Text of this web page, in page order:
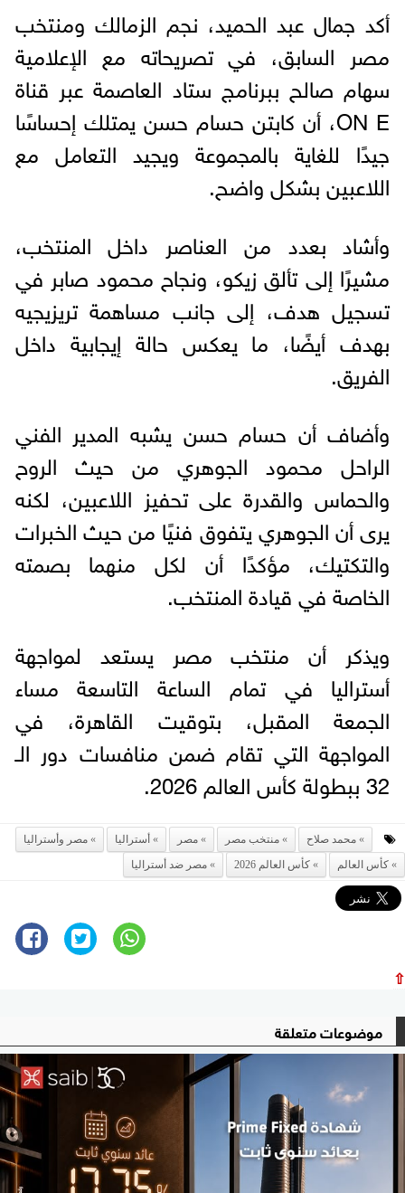
أكد جمال عبد الحميد، نجم الزمالك ومنتخب
مصر السابق، في تصريحاته مع الإعلامية
سهام صالح ببرنامج ستاد العاصمة عبر قناة
ON E، أن كابتن حسام حسن يمتلك إحساسًا
جيدًا للغاية بالمجموعة ويجيد التعامل مع
اللاعبين بشكل واضح.
وأشاد بعدد من العناصر داخل المنتخب،
مشيرًا إلى تألق زيكو، ونجاح محمود صابر في
تسجيل هدف، إلى جانب مساهمة تريزيجيه
بهدف أيضًا، ما يعكس حالة إيجابية داخل
الفريق.
وأضاف أن حسام حسن يشبه المدير الفني
الراحل محمود الجوهري من حيث الروح
والحماس والقدرة على تحفيز اللاعبين، لكنه
يرى أن الجوهري يتفوق فنيًا من حيث الخبرات
والتكتيك، مؤكدًا أن لكل منهما بصمته
الخاصة في قيادة المنتخب.
ويذكر أن منتخب مصر يستعد لمواجهة
أستراليا في تمام الساعة التاسعة مساء
الجمعة المقبل، بتوقيت القاهرة، في
المواجهة التي تقام ضمن منافسات دور الـ
32 ببطولة كأس العالم 2026.
محمد صلاح منتخب مصر مصر أستراليا
مصر وأستراليا
كأس العالم
كأس العالم 2026 مصر ضد أستراليا
⇧
موضوعات متعلقة